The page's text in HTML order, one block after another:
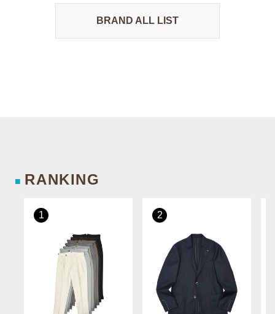
BRAND ALL LIST
■ RANKING
1 2